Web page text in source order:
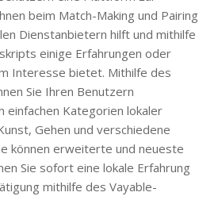
beim Match-Making und Pairing
Dienstanbietern hilft und mithilfe
einige Erfahrungen oder
Interesse bietet. Mithilfe des
Sie Ihren Benutzern
einfachen Kategorien lokaler
Gehen und verschiedene
können erweiterte und neueste
Sie sofort eine lokale Erfahrung
mithilfe des Vayable-